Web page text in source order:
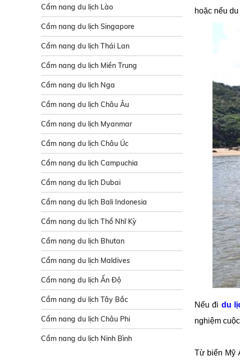
Cẩm nang du lịch Lào
Cẩm nang du lịch Singapore
Cẩm nang du lịch Thái Lan
Cẩm nang du lịch Miền Trung
Cẩm nang du lịch Nga
Cẩm nang du lịch Châu Âu
Cẩm nang du lịch Myanmar
Cẩm nang du lịch Châu Úc
Cẩm nang du lịch Campuchia
Cẩm nang du lịch Dubai
Cẩm nang du lịch Bali Indonesia
Cẩm nang du lịch Thổ Nhĩ Kỳ
Cẩm nang du lịch Bhutan
Cẩm nang du lịch Maldives
Cẩm nang du lịch Ấn Độ
Cẩm nang du lịch Tây Bắc
Cẩm nang du lịch Châu Phi
Cẩm nang du lịch Ninh Bình
hoặc nếu
Nếu đi du
nghiệm
Từ biển Mỹ